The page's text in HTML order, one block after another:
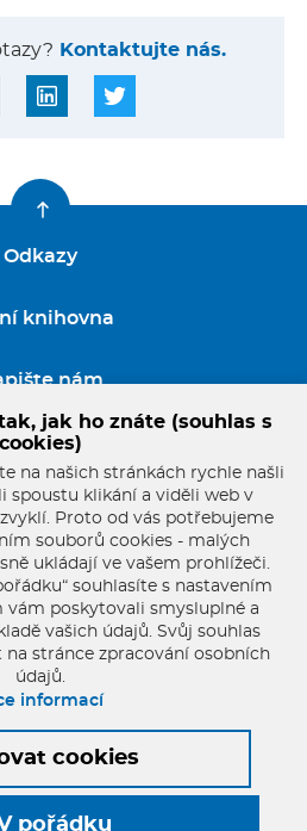
Kontaktujte nás.
Odkazy
knihovna
nám
GDPR
721 854 806
jak ho znáte (souhlas s
cookies)
na našich stránkách rychle našli
spoustu klikání a viděli web v
Proto od vás potřebujeme
souborů cookies - malých
ukládají ve vašem prohlížeči.
souhlasíte s nastavením
vám poskytovali smysluplné a
vašich údajů. Svůj souhlas
stránce zpracování osobních
údajů.
informací
cookies
pořádku